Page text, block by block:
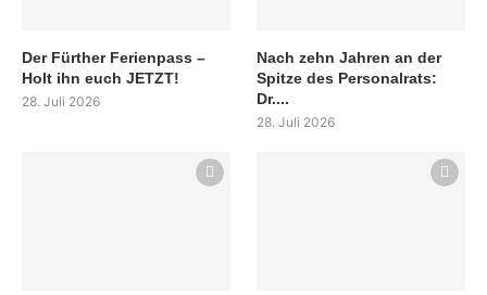
Der Fürther Ferienpass –
Holt ihn euch JETZT!
28. Juli 2026
Nach zehn Jahren an der
Spitze des Personalrats:
Dr....
28. Juli 2026